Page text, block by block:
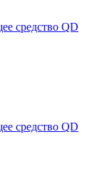
средство QD
средство QD